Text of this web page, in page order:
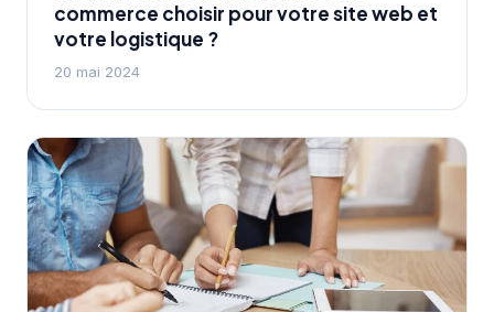
commerce choisir pour votre site web et
votre logistique ?
20 mai 2024